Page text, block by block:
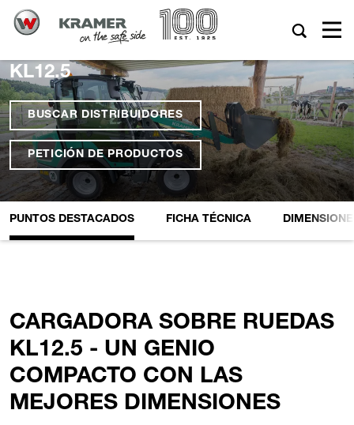
KL12.5
BUSCAR DISTRIBUIDORES
PETICIÓN DE PRODUCTOS
PUNTOS DESTACADOS FICHA TÉCNICA
CARGADORA SOBRE RUEDAS
KL12.5 - UN GENIO
COMPACTO CON LAS
MEJORES DIMENSIONES